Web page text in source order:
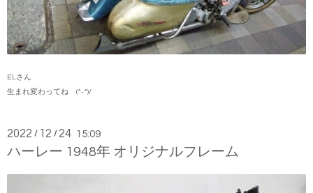
ELさん
生まれ変わってね (^-^)/
2022 / 12 / 24 15:09
ハーレー 1948年 オリジナルフレーム